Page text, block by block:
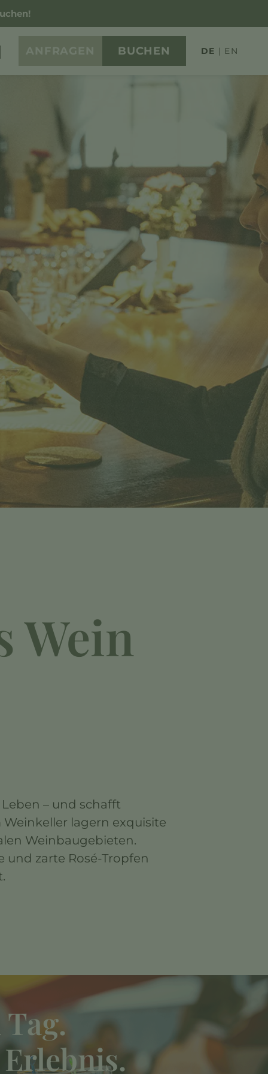
ANFRAGEN BUCHEN DE EN
Wein
– und schafft
lagern exquisite
Weinbaugebieten.
zarte Rosé-Tropfen